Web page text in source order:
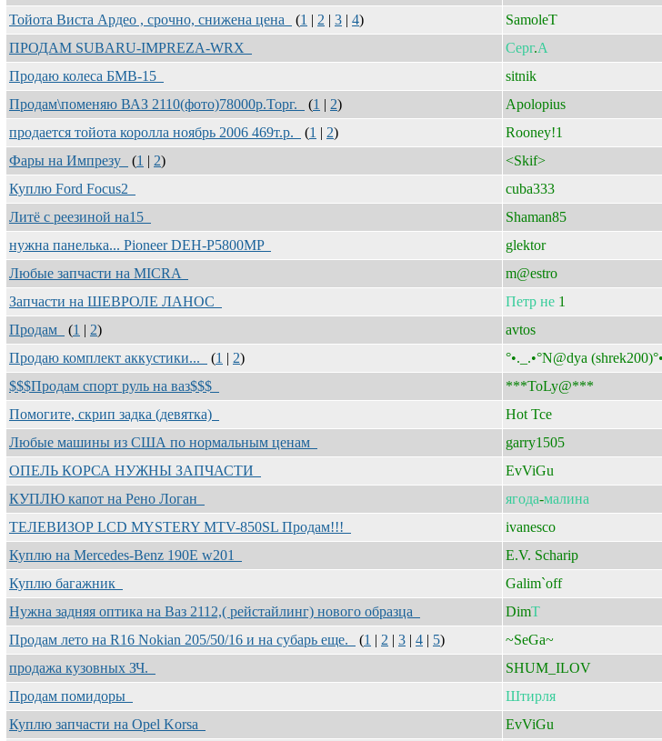
Тойота Виста Ардео , срочно, снижена цена
(1 | 2 | 3 | 4) SamoleT
ПРОДАМ SUBARU-IMPREZA-WRX
Серг.А
Продаю колеса БМВ-15
sitnik
Продам\поменяю ВАЗ 2110(фото)78000р.Торг.
(1 | 2) Apolopius
продается тойота королла ноябрь 2006 469т.р.
(1 | 2) Rooney!1
Фары на Импрезу
(1 | 2) <Skif>
Куплю Ford Foсus2
cuba333
Литё с реезиной на15
Shaman85
нужна панелька... Pioneer DEH-P5800MP
glektor
Любые запчасти на MICRA
m@estro
Запчасти на ШЕВРОЛЕ ЛАНОС
Петр не 1
Продам
(1 | 2) avtos
Продаю комплект аккустики...
(1 | 2) °•._.•°N@dya
$$$Продам спорт руль на ваз$$$
***ToLy@***
Помогите, скрип задка (девятка)
Hot Tce
Любые машины из США по нормальным ценам
garry1505
ОПЕЛЬ КОРСА НУЖНЫ ЗАПЧАСТИ
EvViGu
КУПЛЮ капот на Рено Логан
ягода-малина
ТЕЛЕВИЗОР LCD MYSTERY MTV-850SL Продам!!!
ivanesco
Куплю на Mercedes-Benz 190E w201
E.V. Scharip
Куплю багажник
Galim`off
Нужна задняя оптика на Ваз 2112,( рейстайлинг) нового образца
DimТ
Продам лето на R16 Nokian 205/50/16 и на субарь еще.
(1 | 2 | 3 | 4 | 5) ~SeGa~
продажа кузовных ЗЧ.
SHUM_ILOV
Продам помидоры
Штирля
Куплю запчасти на Opel Korsa
EvViGu